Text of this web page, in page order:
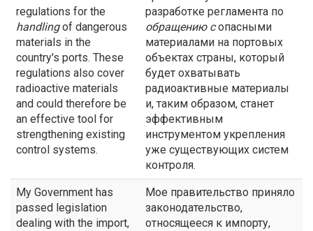
regulations for the
handlingof dangerous
materials in the
country's ports. These
regulations also cover
radioactive materials
and could therefore be
an effective tool for
strengthening existing
control systems.
разработке регламента по
обращению сопасными
материалами на портовых
объектах страны, который
будет охватывать
радиоактивные материалы
и, таким образом, станет
эффективным
инструментом укрепления
уже существующих систем
контроля.
My Government has
passed legislation
dealing with the import,
Мое правительство приняло
законодательство,
относящееся к импорту,